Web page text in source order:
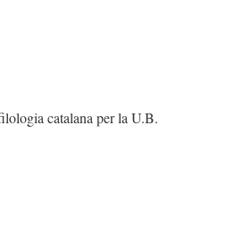
catalana per la U.B.